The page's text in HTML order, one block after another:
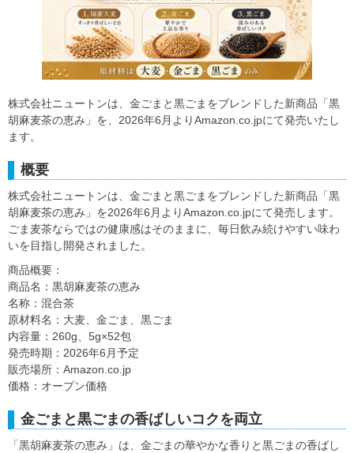
株式会社ニュートンは、金ごまと黒ごまをブレンドした新商品「黒
胡麻麦茶の恵み」を、2026年6月よりAmazon.co.jpにて発売いたし
ます。
概要
株式会社ニュートンは、金ごまと黒ごまをブレンドした新商品「黒
胡麻麦茶の恵み」を2026年6月よりAmazon.co.jpにて発売します。
ごま麦茶ならではの健康感はそのままに、毎日飲み続けやすい味わ
いを目指し開発されました。
商品概要：
商品名：黒胡麻麦茶の恵み
名称：混合茶
原材料名：大麦、金ごま、黒ごま
内容量：260g、5g×52包
発売時期：2026年6月予定
販売場所：Amazon.co.jp
価格：オープン価格
金ごまと黒ごまの香ばしいコクを両立
「黒胡麻麦茶の恵み」は、金ごまの華やかな香りと黒ごまの香ばし